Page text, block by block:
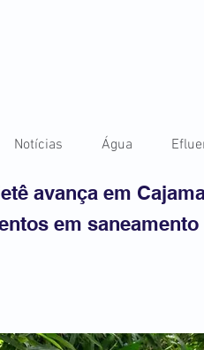
Notícias Água
avança em
em saneamento